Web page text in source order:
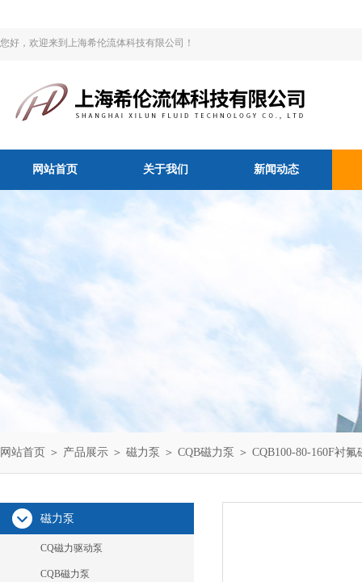
您好，欢迎来到上海希伦流体科技有限公司！
网站首页 关于我们 新闻动态
网站首页 ＞ 产品展示 ＞ 磁力泵 ＞ CQB磁力泵 ＞ CQB100-80-160F衬氟
磁力泵
CQ磁力驱动泵
CQB磁力泵